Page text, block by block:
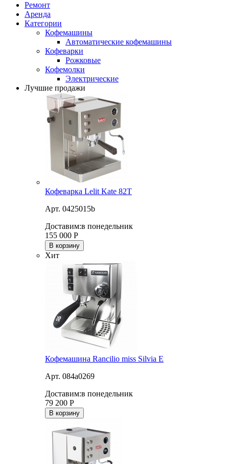
Ремонт
Аренда
Категории
Кофемашины
Автоматические кофемашины
Кофеварки
Рожковые
Кофемолки
Электрические
Лучшие продажи
Кофеварка Lelit Kate 82T
Арт. 0425015b
Доставим:в понедельник
155 000 Р
В корзину
Хит
Кофемашина Rancilio miss Silvia E
Арт. 084a0269
Доставим:в понедельник
79 200 Р
В корзину